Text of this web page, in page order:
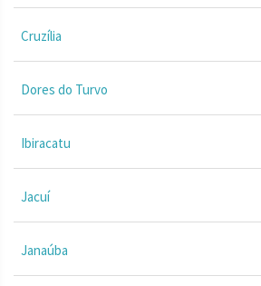
Cruzília
Dores do Turvo
Ibiracatu
Jacuí
Janaúba